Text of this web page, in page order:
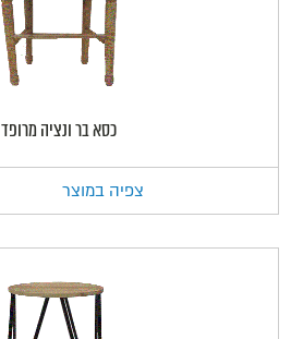
כסא בר ונציה מרופד
צפיה במוצר